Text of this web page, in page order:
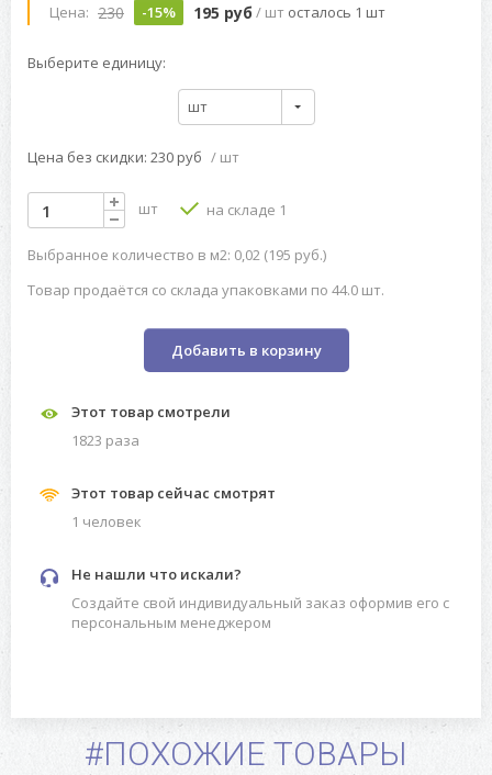
Цена: 230 -15% 195 руб / шт осталось 1 шт
Выберите единицу:
шт
Цена без скидки: 230 руб / шт
шт на складе 1
Выбранное количество в м2: 0,02 (195 руб.)
Товар продаётся со склада упаковками по 44.0 шт.
Добавить в корзину
Этот товар смотрели
1823 разa
Этот товар сейчас смотрят
1 человек
Не нашли что искали?
Создайте свой индивидуальный заказ оформив его с
персональным менеджером
#ПОХОЖИЕ ТОВАРЫ